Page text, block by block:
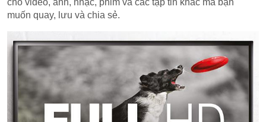
cho video, ảnh, nhạc, phim và các tập tin khác mà bạn
muốn quay, lưu và chia sẻ.